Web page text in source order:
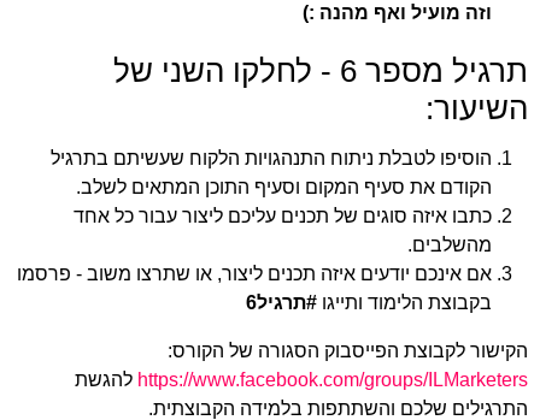
וזה מועיל ואף מהנה :)
תרגיל מספר 6 - לחלקו השני של
השיעור:
הוסיפו לטבלת ניתוח התנהגויות הלקוח שעשיתם בתרגיל
הקודם את סעיף המקום וסעיף התוכן המתאים לשלב.
כתבו איזה סוגים של תכנים עליכם ליצור עבור כל אחד
מהשלבים.
אם אינכם יודעים איזה תכנים ליצור, או שתרצו משוב - פרסמו
בקבוצת הלימוד ותייגו #תרגיל6
הקישור לקבוצת הפייסבוק הסגורה של הקורס:
https://www.facebook.com/groups/ILMarketers להגשת
התרגילים שלכם והשתתפות בלמידה הקבוצתית.